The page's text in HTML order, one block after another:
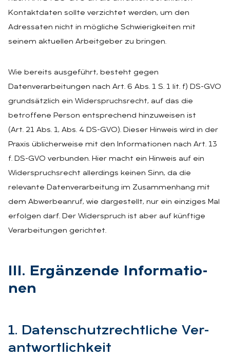
Kontaktdaten sollte verzichtet werden, um den
Adressaten nicht in mögliche Schwierigkeiten mit
seinem aktuellen Arbeitgeber zu bringen.
Wie bereits ausgeführt, besteht gegen
Datenverarbeitungen nach Art. 6 Abs. 1 S. 1 lit. f) DS-GVO
grundsätzlich ein Widerspruchsrecht, auf das die
betroffene Person entsprechend hinzuweisen ist
(Art. 21 Abs. 1, Abs. 4 DS-GVO). Dieser Hinweis wird in der
Praxis üblicherweise mit den Informationen nach Art. 13
f. DS-GVO verbunden. Hier macht ein Hinweis auf ein
Widerspruchsrecht allerdings keinen Sinn, da die
relevante Datenverarbeitung im Zusammenhang mit
dem Abwerbeanruf, wie dargestellt, nur ein einziges Mal
erfolgen darf. Der Widerspruch ist aber auf künftige
Verarbeitungen gerichtet.
III. Er­gän­zen­de In­for­ma­tio­
nen
1. Da­ten­schutz­recht­li­che Ver­
ant­wort­lich­keit